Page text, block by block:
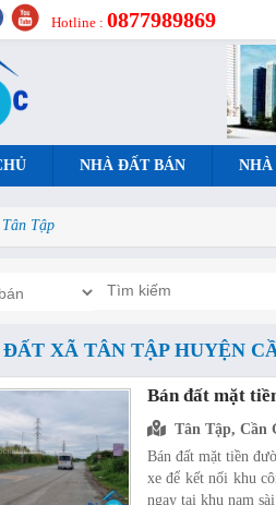
Hotline : 0877989869
NHÀ ĐẤT BÁN NHÀ
Tân Tập
XÃ TÂN TẬP HUYỆN
Bán đất mặt
Tân Tập, Cần
Bán đất mặt tiền
xe để kết nối khu
ngay tại khu nam